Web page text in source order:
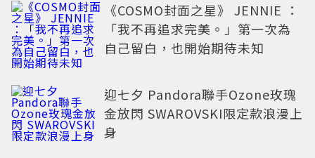
《COSMO封面之星》 JENNIE ：
「我不再追求完美。」第一次為
自己留白，也開始期待未知
迎七夕 Pandora聯手Ozone玫瑰
金放閃 SWAROVSKI限定款浪漫上
身